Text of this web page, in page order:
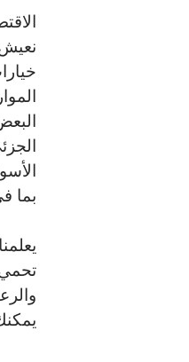
نعيش
بما